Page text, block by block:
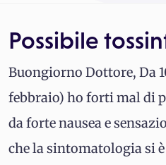
Possibile
Buongiorno Dottore, Da
febbraio) ho forti mal di
da forte nausea e
che la sintomatologia si